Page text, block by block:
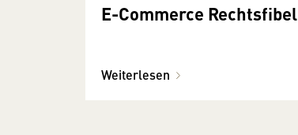
E-Commerce Rechtsfibel
Weiterlesen